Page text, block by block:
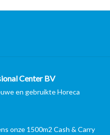
Center BV
en gebruikte Horeca
onze 1500m2 Cash & Carry